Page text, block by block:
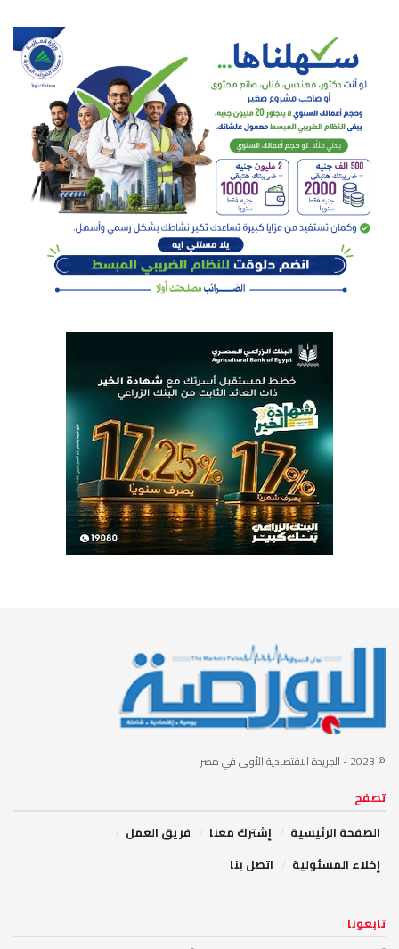
© 2023 - الجريدة الاقتصادية الأولى في مصر
تصفح
الصفحة الرئيسية
إشترك معنا
فريق العمل
إخلاء المسئولية
اتصل بنا
تابعونا